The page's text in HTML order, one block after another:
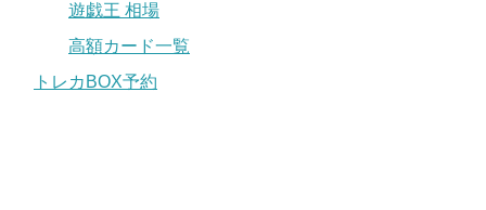
遊戯王 相場
高額カード一覧
トレカBOX予約